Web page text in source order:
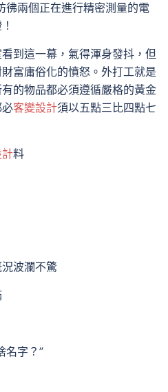
彿兩個正在進行精密測量的電
到這一幕，氣得渾身發抖，但
富庸俗化的憤怒。外打工就是
的物品都必須遵循嚴格的黃金
客變設計須以五點三比四點七
料
波瀾不驚
名字？”